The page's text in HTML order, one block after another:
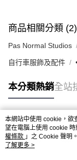
商品相關分類 (2)
Pas Normal Studios
自行車服飾及配件
本分類熱銷全站
熱門標籤
本網站中使用 cookie，欲
望在電腦上使用 cookie
權條款 」之 Cookie 聲明
用條款之 Cookie 聲明使用
了解更多 >